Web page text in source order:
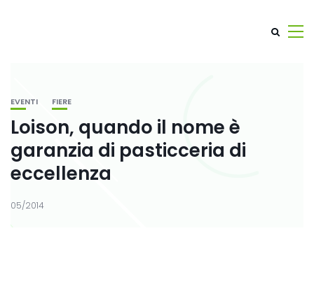
EVENTI FIERE
Loison, quando il nome è
garanzia di pasticceria di
eccellenza
05/2014